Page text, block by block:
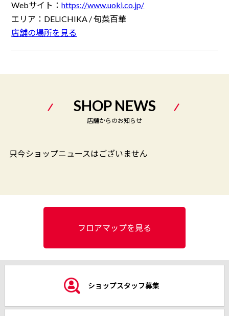
Webサイト：https://www.uoki.co.jp/
エリア： DELICHIKA / 旬菜百華
店舗の場所を見る
SHOP NEWS
店舗からのお知らせ
只今ショップニュースはございません
フロアマップを見る
ショップスタッフ募集